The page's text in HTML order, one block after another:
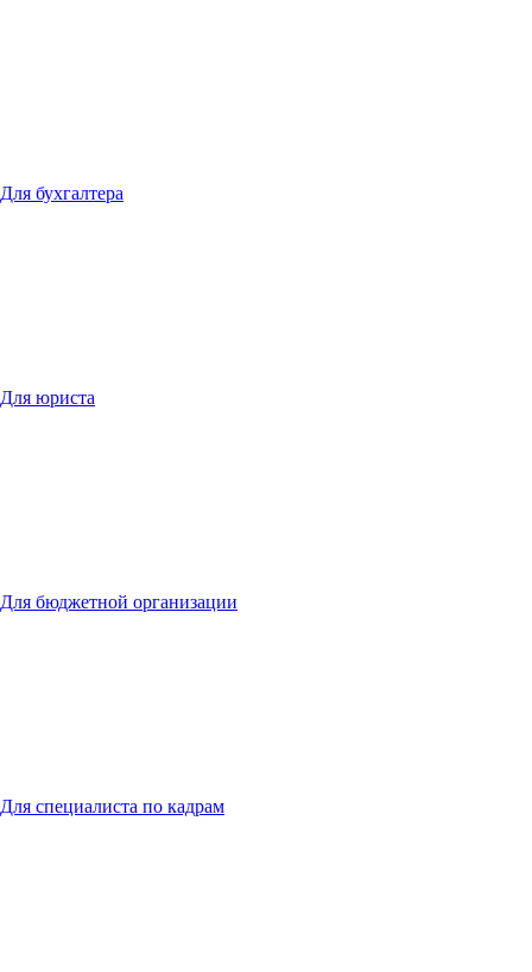
Для бухгалтера
Для юриста
Для бюджетной организации
Для специалиста по кадрам